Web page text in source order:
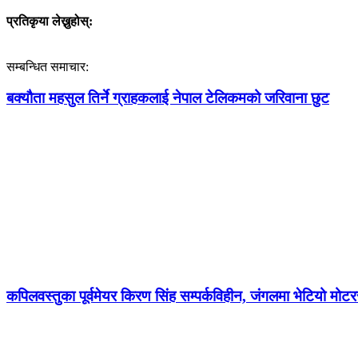
प्रतिकृया लेख्नुहोस्:
सम्बन्धित समाचार:
बक्यौता महसुल तिर्ने ग्राहकलाई नेपाल टेलिकमको जरिवाना छुट
कपिलवस्तुका पूर्वमेयर किरण सिंह सम्पर्कविहीन, जंगलमा भेटियो